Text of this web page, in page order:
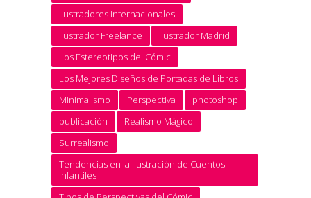
Ilustradores internacionales
Ilustrador Freelance
Ilustrador Madrid
Los Estereotipos del Cómic
Los Mejores Diseños de Portadas de Libros
Minimalismo
Perspectiva
photoshop
publicación
Realismo Mágico
Surrealismo
Tendencias en la Ilustración de Cuentos
Infantiles